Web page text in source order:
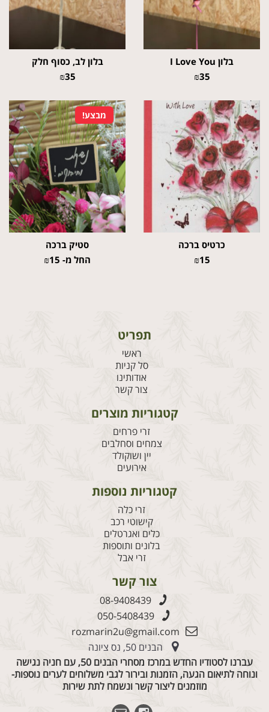
בלון I Love You
₪35
בלון לב, כסוף חלק
₪35
כרטיס ברכה
₪15
מבצע!
סטיק ברכה
החל מ-
₪15
תפריט
ראשי
סל קניות
אודותינו
צור קשר
קטגוריות מוצרים
זרי פרחים
צמחים וסחלבים
יין ושוקולד
אירועים
קטגוריות נוספות
זרי כלה
קישוטי רכב
כלים ואגרטלים
בלונים ותוספות
זרי אבל
צור קשר
08-9408439
050-5408439
rozmarin2u@gmail.com
הבנים 50, נס ציונה
עברנו לסטודיו החדש במרכז מסחרי הבנים 50, עם חניה נגישה
ונוחה לתיאום הגעה, הזמנות ובירור לגבי משלוחים לערים נוספות-
מוזמנים ליצור קשר ונשמח לתת שירות